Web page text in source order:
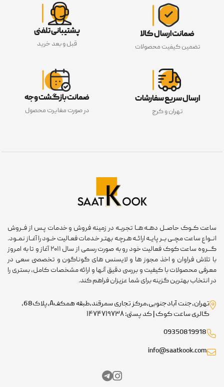
ضمانت ارسال کالا
تضمین کیفیت محصولات
پشتیبانی تلفنی
قبل و بعد خرید
ارسال سریع سفارشات
تهران و کرج
ضمانت بازگشت وجه
در صورت مغایرت محصول
ساعت کــوک حاصــل دهــه هــا تجربــه در زمینه فروش و خدمات پـس از فــروش
انــواع ساعت مچــی بــر پایــه ارائــه هـرچـه بهتـر خـدمات فعـالیت خــود را آغــاز نمــود.
گـــروه ساعت کوک فعالیت خود رو به صورت رسمی از سال ۲۰۱۱ آغاز و تا به امروز
با تلاش فراوان و اخذ مجوز ها و لایسنس های گوناگون و تخصصی سعی در
معرفی محصولات با کیفیت و بررسی دقیق آنها و ارائه مشخصات کامل، بستری را
در انتخاب بهترین گزینه برای شما عزیزان فراهم کند.
تهران،جنت آبادجنوبی،مرکز تجاری سمرقند،طبقه همکفA،پلاک68،
گالری ساعت کوک | کد پستی: ۱۴۷۴۷۱۹۷۳۸
09350819918
info@saatkook.com